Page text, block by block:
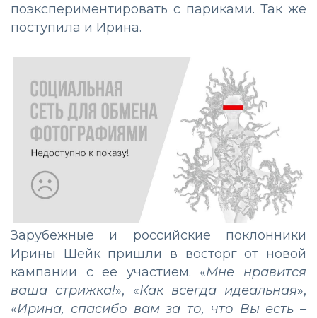
поэкспериментировать с париками. Так же
поступила и Ирина.
Зарубежные и российские поклонники
Ирины Шейк пришли в восторг от новой
кампании с ее участием. «Мне нравится
ваша стрижка!», «Как всегда идеальная»,
«Ирина, спасибо вам за то, что Вы есть –